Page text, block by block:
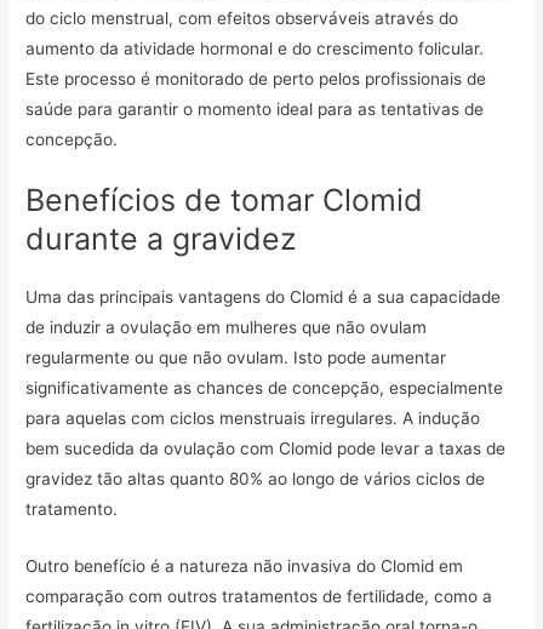
do ciclo menstrual, com efeitos observáveis ​​​​através do
aumento da atividade hormonal e do crescimento folicular.
Este processo é monitorado de perto pelos profissionais de
saúde para garantir o momento ideal para as tentativas de
concepção.
Benefícios de tomar Clomid
durante a gravidez
Uma das principais vantagens do Clomid é a sua capacidade
de induzir a ovulação em mulheres que não ovulam
regularmente ou que não ovulam. Isto pode aumentar
significativamente as chances de concepção, especialmente
para aquelas com ciclos menstruais irregulares. A indução
bem sucedida da ovulação com Clomid pode levar a taxas de
gravidez tão altas quanto 80% ao longo de vários ciclos de
tratamento.
Outro benefício é a natureza não invasiva do Clomid em
comparação com outros tratamentos de fertilidade, como a